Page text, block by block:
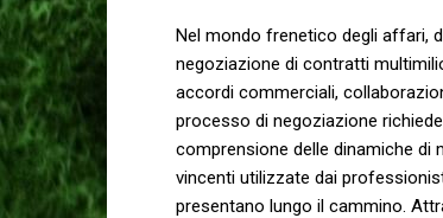
Nel mondo frenetico‍ degli affari,‌
⁤negoziazione di contratti
accordi commerciali,
⁤processo di negoziazione​
comprensione delle‌ dinamiche di
vincenti ⁤utilizzate⁣ dai
presentano lungo⁢ il cammino.